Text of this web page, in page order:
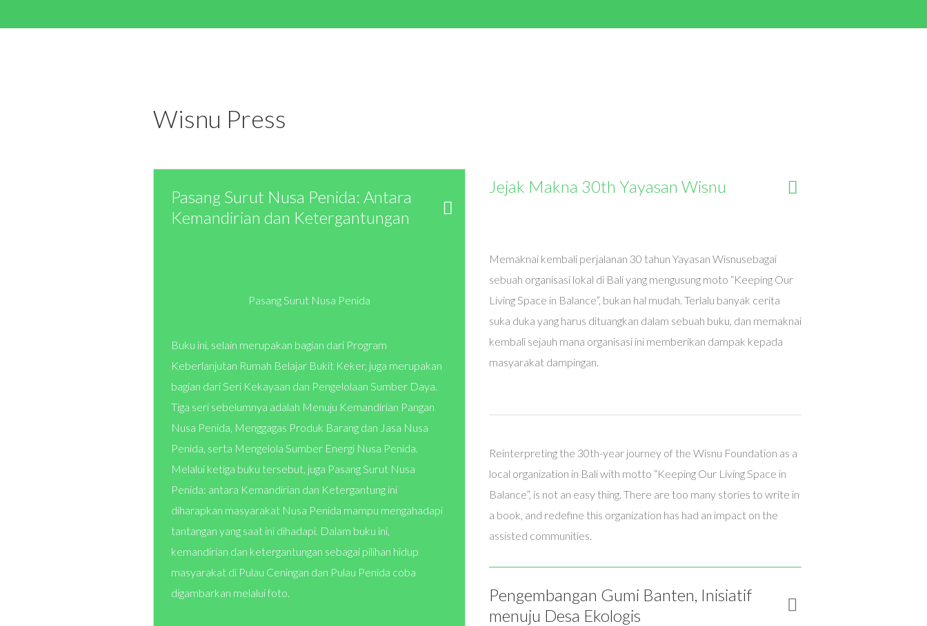
Wisnu Press
Pasang Surut Nusa Penida: Antara
Kemandirian dan Ketergantungan
Pasang Surut Nusa Penida
Buku ini, selain merupakan bagian dari Program
Keberlanjutan Rumah Belajar Bukit Keker, juga merupakan
bagian dari Seri Kekayaan dan Pengelolaan Sumber Daya.
Tiga seri sebelumnya adalah Menuju Kemandirian Pangan
Nusa Penida, Menggagas Produk Barang dan Jasa Nusa
Penida, serta Mengelola Sumber Energi Nusa Penida.
Melalui ketiga buku tersebut, juga Pasang Surut Nusa
Penida: antara Kemandirian dan Ketergantung ini
diharapkan masyarakat Nusa Penida mampu mengahadapi
tantangan yang saat ini dihadapi. Dalam buku ini,
kemandirian dan ketergantungan sebagai pilihan hidup
masyarakat di Pulau Ceningan dan Pulau Penida coba
digambarkan melalui foto.
Jejak Makna 30th Yayasan Wisnu
Memaknai kembali perjalanan 30 tahun Yayasan Wisnusebagai
sebuah organisasi lokal di Bali yang mengusung moto “Keeping Our
Living Space in Balance”, bukan hal mudah. Terlalu banyak cerita
suka duka yang harus dituangkan dalam sebuah buku, dan memaknai
kembali sejauh mana organisasi ini memberikan dampak kepada
masyarakat dampingan.
Reinterpreting the 30th-year journey of the Wisnu Foundation as a
local organization in Bali with motto “Keeping Our Living Space in
Balance”, is not an easy thing. There are too many stories to write in
a book, and redefine this organization has had an impact on the
assisted communities.
Pengembangan Gumi Banten, Inisiatif
menuju Desa Ekologis